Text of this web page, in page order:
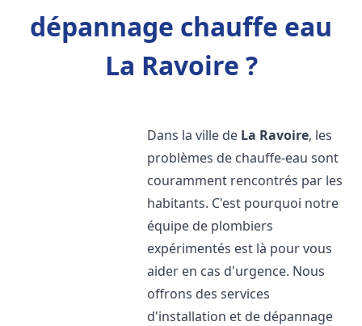
dépannage chauffe eau
La Ravoire ?
Dans la ville de La Ravoire, les
problèmes de chauffe-eau sont
couramment rencontrés par les
habitants. C'est pourquoi notre
équipe de plombiers
expérimentés est là pour vous
aider en cas d'urgence. Nous
offrons des services
d'installation et de dépannage